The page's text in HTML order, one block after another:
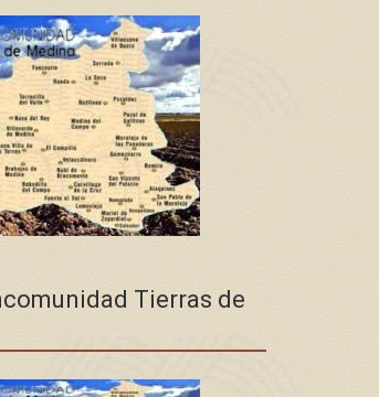
Tierras de